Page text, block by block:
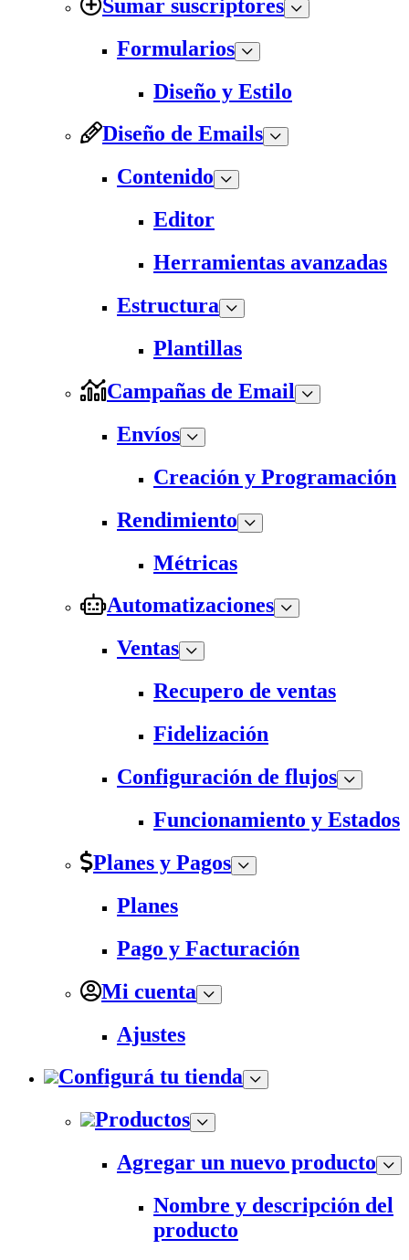
Sumar suscriptores
Formularios
Diseño y Estilo
Diseño de Emails
Contenido
Editor
Herramientas avanzadas
Estructura
Plantillas
Campañas de Email
Envíos
Creación y Programación
Rendimiento
Métricas
Automatizaciones
Ventas
Recupero de ventas
Fidelización
Configuración de flujos
Funcionamiento y Estados
Planes y Pagos
Planes
Pago y Facturación
Mi cuenta
Ajustes
Configurá tu tienda
Productos
Agregar un nuevo producto
Nombre y descripción del
producto